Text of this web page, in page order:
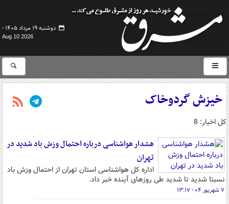
دوشنبه ۱۹ مرداد ۱۴۰۵ -
Aug 10 2026
خیزش گردوخاک
کل اخبار: 8
هشدار هواشناسی درباره احتمال وزش باد شدید در
تهران
اداره کل هواشناسی استان تهران از احتمال وزش باد
نسبتا شدید تا شدید طی روزهای آینده خبر داد.
۷ شهریور ۰۴ - ۱۳:۱۷